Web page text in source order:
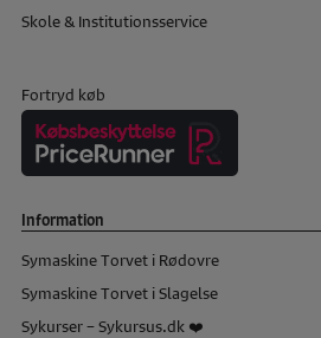
Skole & Institutionsservice
Fortryd køb
Information
Symaskine Torvet i Rødovre
Symaskine Torvet i Slagelse
Sykurser – Sykursus.dk ❤️